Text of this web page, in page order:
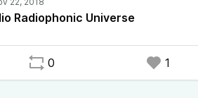
e lo spedisce in Italia
Radiophonic Universe
0 1